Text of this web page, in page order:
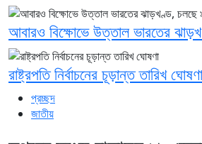
প্রচ্ছদ
জাতীয়
আবারও বিক্ষোভে উত্তাল ভারতের
রাষ্ট্রপতি নির্বাচনের চূড়ান্ত তারিখ ঘোষণা